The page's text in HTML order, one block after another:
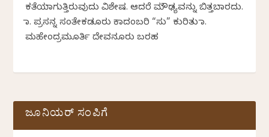
ಕತೆಯಾಗುತ್ತಿರುವುದು ವಿಶೇಷ. ಆದರೆ ಮೌಢ್ಯವನ್ನು ಬಿತ್ತಬಾರದು.
ಡಾ. ಪ್ರಸನ್ನ ಸಂತೇಕಡೂರು ಕಾದಂಬರಿ “ಸು” ಕುರಿತು ಡಾ.
ಮಹೇಂದ್ರಮೂರ್ತಿ ದೇವನೂರು ಬರಹ
ಜೂನಿಯರ್ ಸಂಪಿಗೆ